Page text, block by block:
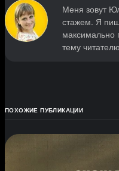
Меня зовут
стажем. Я
максимально
тему
ПОХОЖИЕ ПУБЛИКАЦИИ